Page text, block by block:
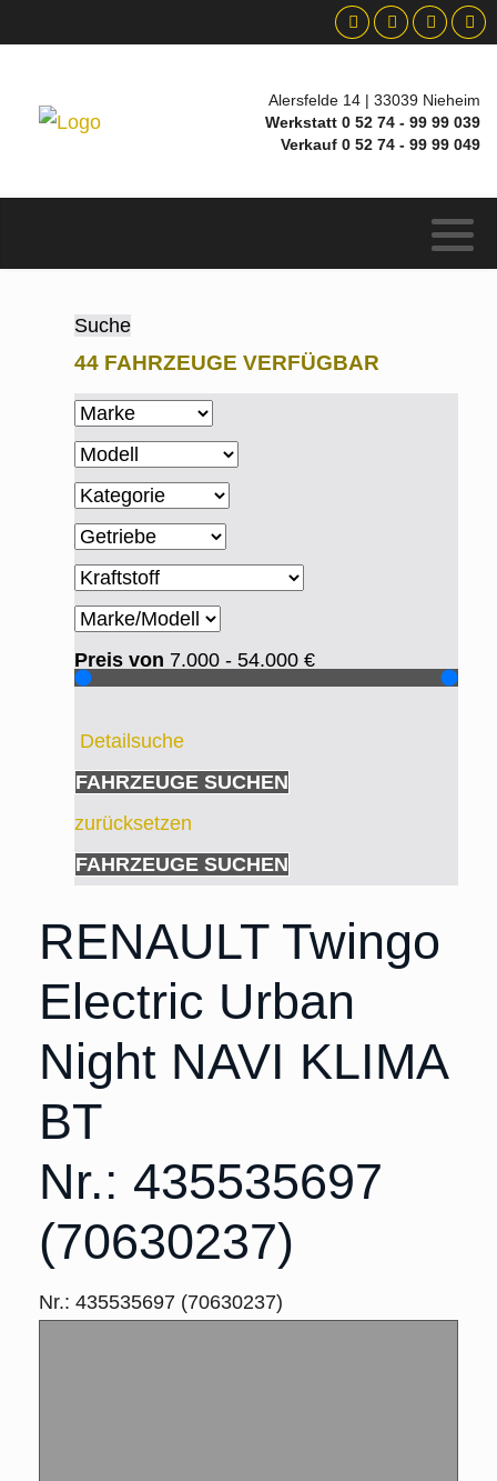
Alersfelde 14 | 33039 Nieheim
Werkstatt 0 52 74 - 99 99 039
Verkauf 0 52 74 - 99 99 049
Suche
44 FAHRZEUGE VERFÜGBAR
Preis von 7.000 - 54.000 €
Detailsuche
FAHRZEUGE SUCHEN
zurücksetzen
FAHRZEUGE SUCHEN
RENAULT Twingo
Electric Urban
Night NAVI KLIMA
BT
Nr.: 435535697
(70630237)
Nr.: 435535697 (70630237)